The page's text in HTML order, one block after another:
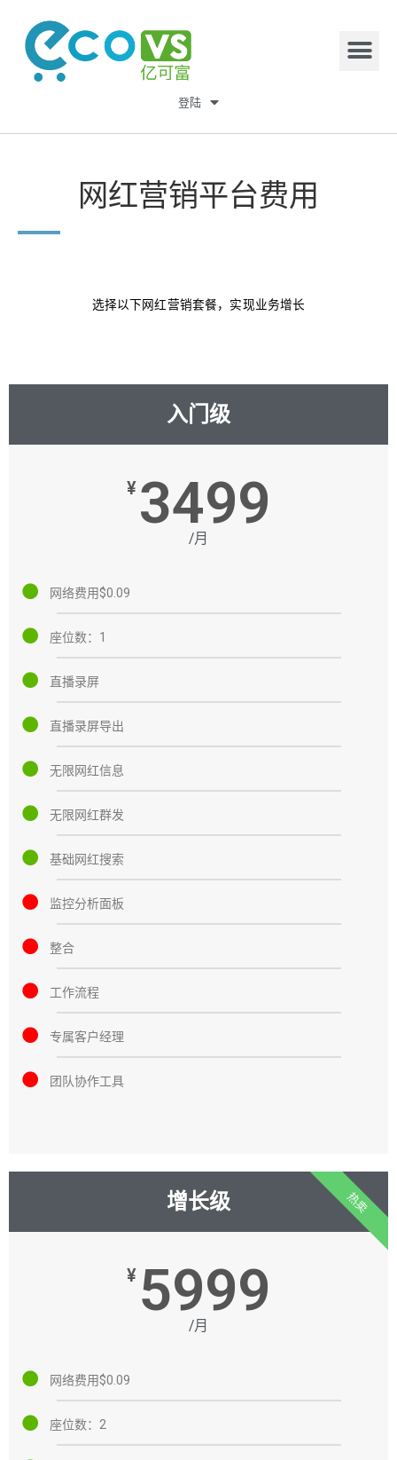
登陆
网红营销平台费用
选择以下网红营销套餐，实现业务增长
入门级
¥ 3499
/月
网络费用$0.09
座位数：1
直播录屏
直播录屏导出
无限网红信息
无限网红群发
基础网红搜索
监控分析面板
整合
工作流程
专属客户经理
团队协作工具
增长级
¥ 5999
/月
网络费用$0.09
座位数：2
热卖